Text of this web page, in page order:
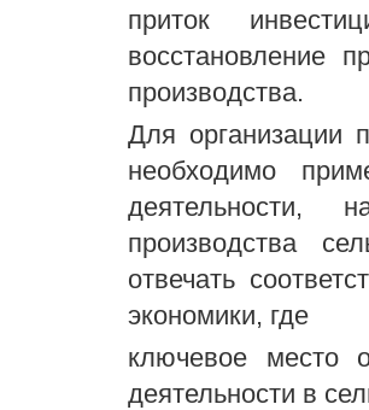
приток
восстановление
производства.
Для организации
необходимо
деятельности,
производства
отвечать
экономики, где
ключевое место
деятельности в